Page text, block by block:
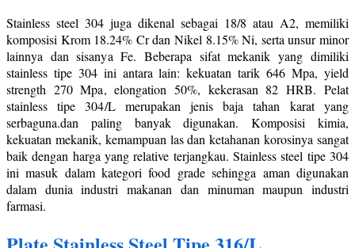
Stainless steel 304 juga dikenal sebagai 18/8 atau A2, memiliki
komposisi Krom 18.24% Cr dan Nikel 8.15% Ni, serta unsur minor
lainnya dan sisanya Fe. Beberapa sifat mekanik yang dimiliki
stainless tipe 304 ini antara lain: kekuatan tarik 646 Mpa, yield
strength 270 Mpa, elongation 50%, kekerasan 82 HRB. Pelat
stainless tipe 304/L merupakan jenis baja tahan karat yang
serbaguna.dan paling banyak digunakan. Komposisi kimia,
kekuatan mekanik, kemampuan las dan ketahanan korosinya sangat
baik dengan harga yang relative terjangkau. Stainless steel tipe 304
ini masuk dalam kategori food grade sehingga aman digunakan
dalam dunia industri makanan dan minuman maupun industri
farmasi.